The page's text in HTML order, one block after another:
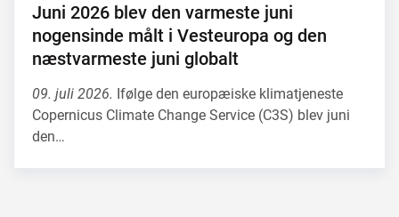
Juni 2026 blev den varmeste juni
nogensinde målt i Vesteuropa og den
næstvarmeste juni globalt
09. juli 2026. Ifølge den europæiske klimatjeneste
Copernicus Climate Change Service (C3S) blev juni
den…